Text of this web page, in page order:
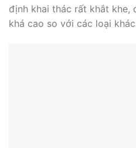
định khai thác rất khắt khe,
khá cao so với các loại